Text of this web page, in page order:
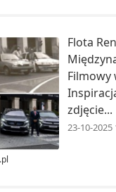
Flota
Filmowy
zdjęcie...
23-10-2025